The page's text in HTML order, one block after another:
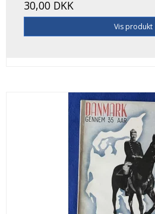
30,00 DKK
Vis produkt